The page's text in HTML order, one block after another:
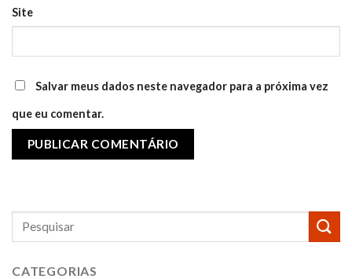
CATEGORIAS
Site
Salvar meus dados neste navegador para a próxima vez
que eu comentar.